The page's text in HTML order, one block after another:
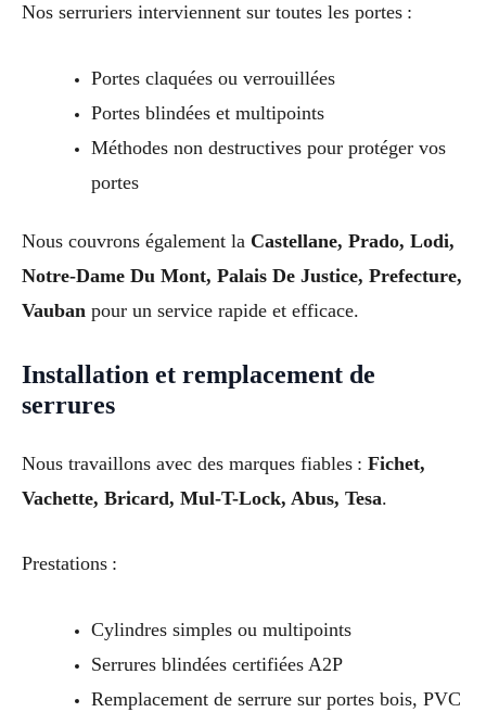
Nos serruriers interviennent sur toutes les portes :
Portes claquées ou verrouillées
Portes blindées et multipoints
Méthodes non destructives pour protéger vos
portes
Nous couvrons également la Castellane, Prado, Lodi,
Notre-Dame Du Mont, Palais De Justice, Prefecture,
Vauban pour un service rapide et efficace.
Installation et remplacement de
serrures
Nous travaillons avec des marques fiables : Fichet,
Vachette, Bricard, Mul-T-Lock, Abus, Tesa.
Prestations :
Cylindres simples ou multipoints
Serrures blindées certifiées A2P
Remplacement de serrure sur portes bois, PVC